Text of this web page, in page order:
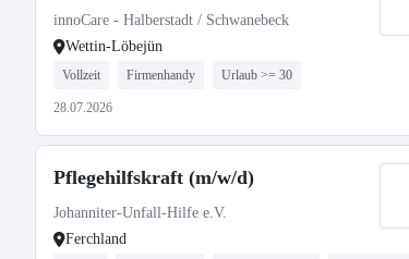
innoCare - Halberstadt / Schwanebeck
Wettin-Löbejün
Vollzeit Firmenhandy Urlaub >= 30
28.07.2026
Pflegehilfskraft (m/w/d)
Johanniter-Unfall-Hilfe e.V.
Ferchland